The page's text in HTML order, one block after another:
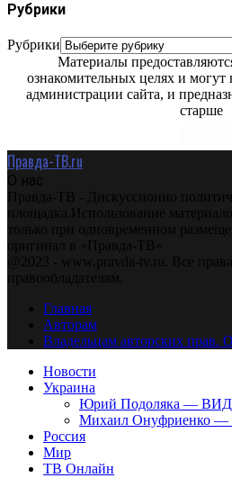
Рубрики
Рубрики
Материалы
ознакомительных целях и могут
администрации сайта, и
старше
Правда-ТВ.ru
О нас
Правда-ТВ - Дискуссионно
площадка.Использование
только при одновременном
оригинал в «Правда-ТВ»
@2023 - www.pravda-tv.ru. Все
правообладателям.
Главная
Авторам
Владельцам авторских прав.
Новости
Украина
Юрий Подоляка —
Михаил Онуфриенко —
Россия
Мир
ТВ Онлайн